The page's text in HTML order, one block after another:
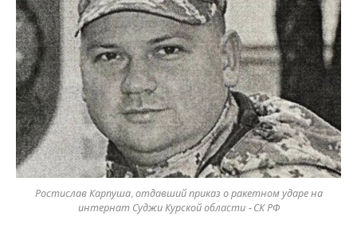
Ростислав Карпуша, отдавший приказ о ракетном ударе на
интернат Суджи Курской области - СК РФ